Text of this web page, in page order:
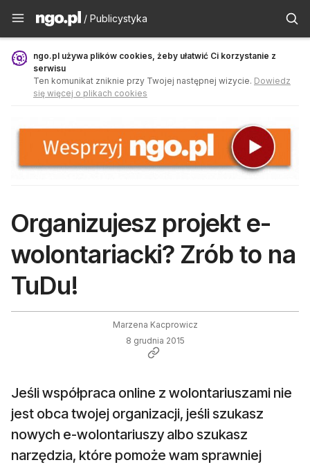
Publicystyka - ngo.pl
/ Publicystyka
ngo.pl używa plików cookies, żeby ułatwić Ci korzystanie z
serwisu
Ten komunikat zniknie przy Twojej następnej wizycie. Dowiedz
się więcej o plikach cookies
Organizujesz projekt e-
wolontariacki? Zrób to na
TuDu!
Marzena Kacprowicz
8 grudnia 2015
Jeśli współpraca online z wolontariuszami nie
jest obca twojej organizacji, jeśli szukasz
nowych e-wolontariuszy albo szukasz
narzędzia, które pomoże wam sprawniej